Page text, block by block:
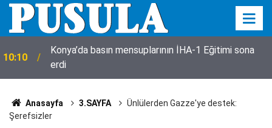
10:10
Konya’da basın mensuplarının İHA-1 Eğitimi sona
erdi
Anasayfa 3.SAYFA
Ünlülerden Gazze'ye destek:
Şerefsizler